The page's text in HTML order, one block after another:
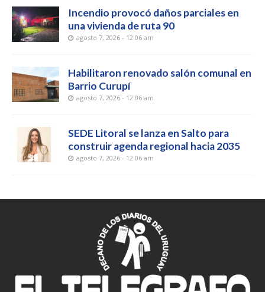
Incendio provocó daños parciales en
una vivienda de ruta 90
agosto 7, 2026 - 12:06 am
Habilitaron renovado salón comunal en
Barrio Curupí
agosto 7, 2026 - 12:06 am
SEDE Litoral se lanza en Salto para
construir agenda regional hacia 2035
agosto 7, 2026 - 12:06 am